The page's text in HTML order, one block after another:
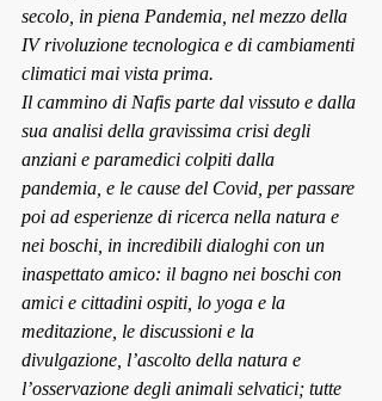
secolo, in piena Pandemia, nel mezzo della
IV rivoluzione tecnologica e di cambiamenti
climatici mai vista prima.
Il cammino di Nafis parte dal vissuto e dalla
sua analisi della gravissima crisi degli
anziani e paramedici colpiti dalla
pandemia, e le cause del Covid, per passare
poi ad esperienze di ricerca nella natura e
nei boschi, in incredibili dialoghi con un
inaspettato amico: il bagno nei boschi con
amici e cittadini ospiti, lo yoga e la
meditazione, le discussioni e la
divulgazione, l’ascolto della natura e
l’osservazione degli animali selvatici; tutte